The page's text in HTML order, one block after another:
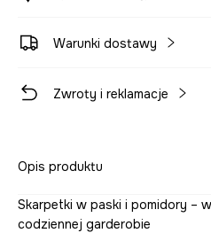
Warunki dostawy
Zwroty i reklamacje
Opis produktu
Skarpetki w paski i pomidory –
codziennej garderobie